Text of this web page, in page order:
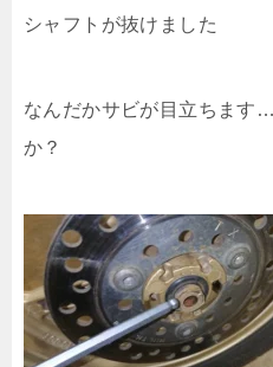
シャフトが抜けました
なんだかサビが目立ちます
か？